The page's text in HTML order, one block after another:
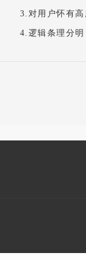
3. 对用户怀有高
4. 逻辑条理分